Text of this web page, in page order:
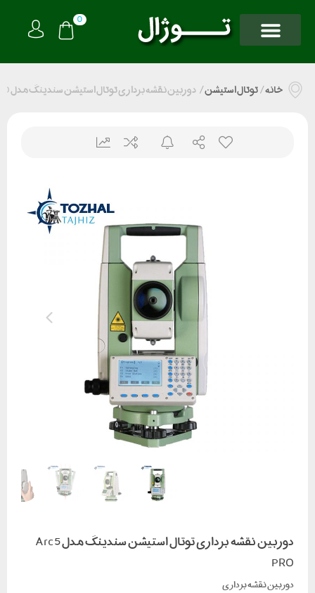
0
خانه/توتال استیشن/ دوربین نقشه برداری توتال استیشن سندینگ مدل Arc5 PRO
دوربین نقشه برداری توتال استیشن سندینگ مدل Arc5
PRO
دوربین نقشه برداری